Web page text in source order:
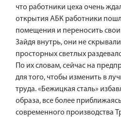
что работники цеха очень
открытия АБК работники
помещения и переносить
Зайдя внутрь, они не
просторных светлых
По их словам, сейчас на
для того, чтобы изменить в
труда. «Бежицкая сталь»
образа, все более
современного производства